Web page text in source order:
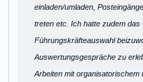
einladen/umladen,
treten etc. Ich hatte zudem
Führungskräfteauswahl
Auswertungsgespräche zu
Arbeiten mit